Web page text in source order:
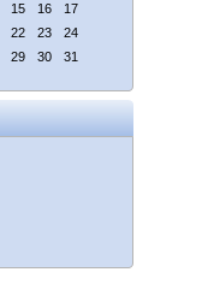
15 16
17
22 23
24
29 30
31